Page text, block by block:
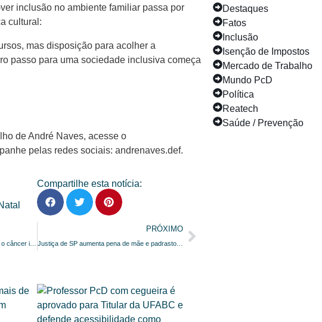
inclusão no ambiente familiar passa por
cultural:
mas disposição para acolher a
passo para uma sociedade inclusiva começa
de André Naves, acesse o
pelas redes sociais: andrenaves.def.
Compartilhe esta notícia:
PRÓXIMO
Justiça de SP aumenta pena de mãe e padrasto condenados por homicídio de adolescente com Autismo
Destaques
Fatos
Inclusão
Isenção de Impostos
Mercado de Trabalho
Mundo PcD
Política
Reatech
Saúde / Prevenção